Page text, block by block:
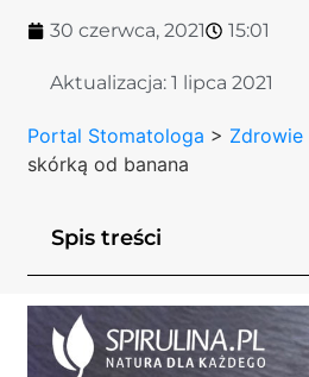
30 czerwca, 2021 15:01
Aktualizacja:1 lipca 2021
Portal Stomatologa > Zdrowie
skórką od banana
Spis treści